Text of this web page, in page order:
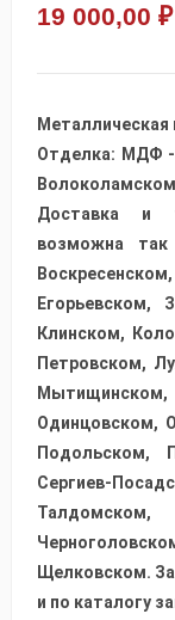
19 000,00 ₽
Металлическая
Отделка: МДФ
Доставка и
возможна
Егорьевском,
Клинском,
Петровском,
Одинцовском,
Подольском,
Сергиев-
Щелковском.
и по каталогу